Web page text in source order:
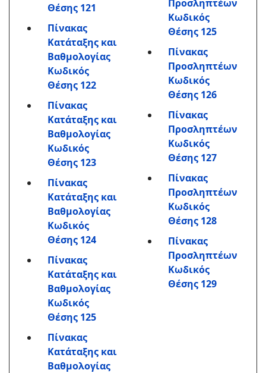
Θέσης 121
Πίνακας
Κατάταξης και
Βαθμολογίας
Κωδικός
Θέσης 122
Πίνακας
Κατάταξης και
Βαθμολογίας
Κωδικός
Θέσης 123
Πίνακας
Κατάταξης και
Βαθμολογίας
Κωδικός
Θέσης 124
Πίνακας
Κατάταξης και
Βαθμολογίας
Κωδικός
Θέσης 125
Πίνακας
Κατάταξης και
Βαθμολογίας
Προσληπτέων
Κωδικός
Θέσης 125
Πίνακας
Προσληπτέων
Κωδικός
Θέσης 126
Πίνακας
Προσληπτέων
Κωδικός
Θέσης 127
Πίνακας
Προσληπτέων
Κωδικός
Θέσης 128
Πίνακας
Προσληπτέων
Κωδικός
Θέσης 129